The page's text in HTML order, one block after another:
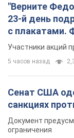
"Верните
23-й день
с плакатами.
Участники акций
5 часов назад
Сенат США
санкциях
Документ
ограничения